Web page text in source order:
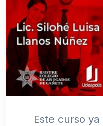
Este curso